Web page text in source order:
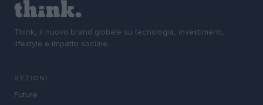
Think, il nuovo brand globale su tecnologia, investimenti,
lifestyle e impatto sociale.
SEZIONI
Future